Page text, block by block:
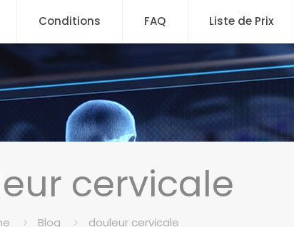
Conditions FAQ Liste de Prix
cervicale
Blog douleur cervicale